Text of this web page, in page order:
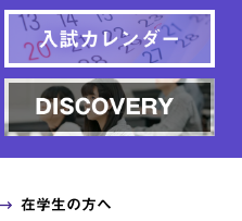
在学生の方へ